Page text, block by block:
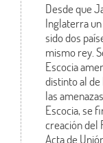
Desde que
Inglaterra
sido dos
mismo rey.
Escocia
distinto al de
las
Escocia, se
creación del
Acta de